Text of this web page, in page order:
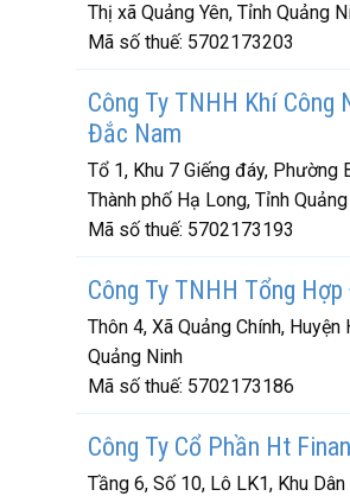
Thị xã Quảng Yên, Tỉnh Quảng
Mã số thuế: 5702173203
Công Ty TNHH Khí Công
Đắc Nam
Tổ 1, Khu 7 Giếng đáy, Phường
Thành phố Hạ Long, Tỉnh
Mã số thuế: 5702173193
Công Ty TNHH Tổng
Thôn 4, Xã Quảng Chính, Huyện
Quảng Ninh
Mã số thuế: 5702173186
Công Ty Cổ Phần Ht
Tầng 6, Số 10, Lô LK1, Khu